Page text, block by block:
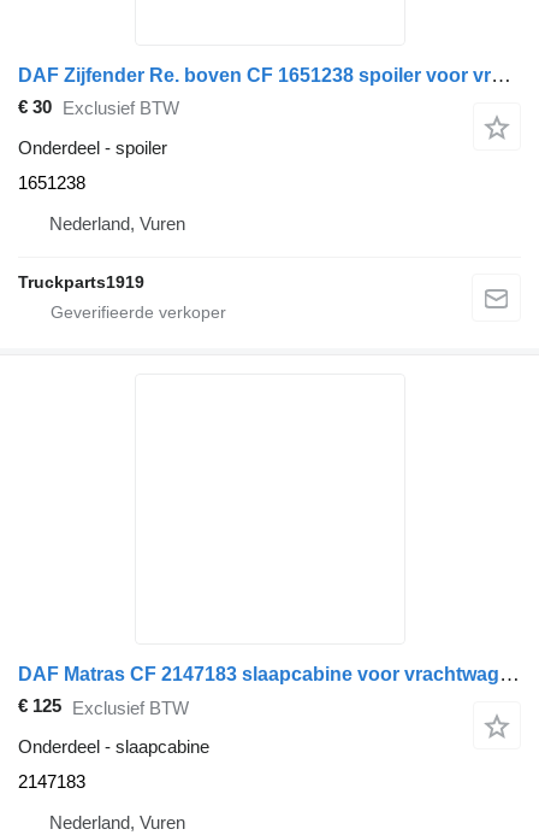
DAF Zijfender Re. boven CF 1651238 spoiler voor vrachtwagen
€ 30 Exclusief BTW
Onderdeel - spoiler
1651238
Nederland, Vuren
Truckparts1919
DAF Matras CF 2147183 slaapcabine voor vrachtwagen
€ 125 Exclusief BTW
Onderdeel - slaapcabine
2147183
Nederland, Vuren